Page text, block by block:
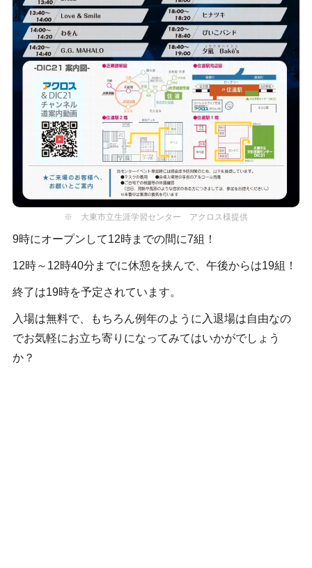
※ 大東市立生涯学習センター アクロス様提供
9時にオープンして12時までの間に7組！
12時～12時40分までに休憩を挟んで、午後からは19組！
終了は19時を予定されています。
入場は無料で、もちろん例年のように入退場は自由なの
でお気軽にお立ち寄りになってみてはいかがでしょう
か？